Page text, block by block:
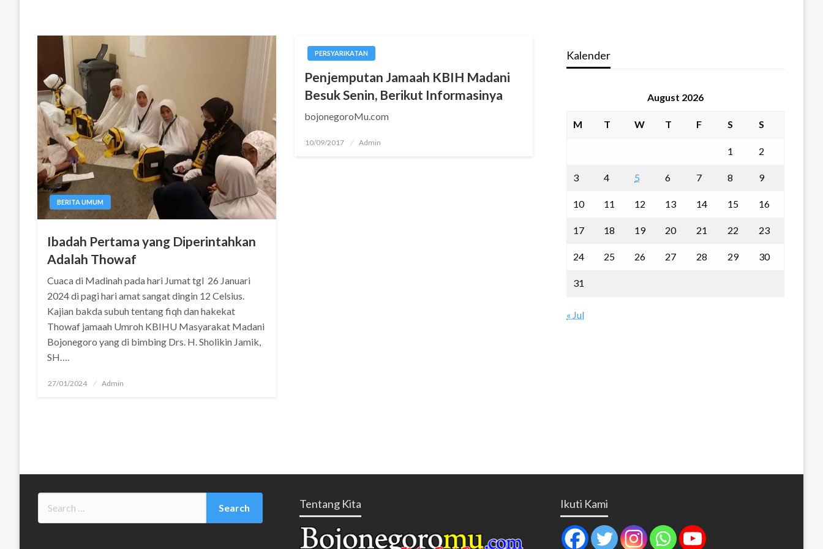
BERITA UMUM
Ibadah Pertama yang Diperintahkan
Adalah Thowaf
Cuaca di Madinah pada hari Jumat tgl 26 Januari
2024 di pagi hari amat sangat dingin 12 Celsius.
Kajian bakda subuh tentang fiqh dan hakekat
Thowaf jamaah Umroh KBIHU Masyarakat Madani
Bojonegoro yang di bimbing Drs. H. Sholikin Jamik,
SH….
Posted
27/01/2024 Admin
PERSYARIKATAN
Penjemputan Jamaah KBIH Madani
Besuk Senin, Berikut Informasinya
bojonegoroMu.com
Posted
10/09/2017 Admin
Kalender
August 2026
M T W T F S S
1 2
3 4 5 6 7 8 9
10 11 12 13 14 15 16
17 18 19 20 21 22 23
24 25 26 27 28 29 30
31
« Jul
Tentang Kita Ikuti Kami